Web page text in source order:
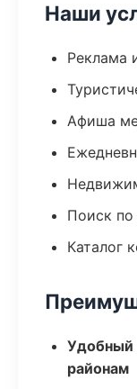
Наши
Реклама
Афиша
Поиск по
Каталог
Удобный
районам